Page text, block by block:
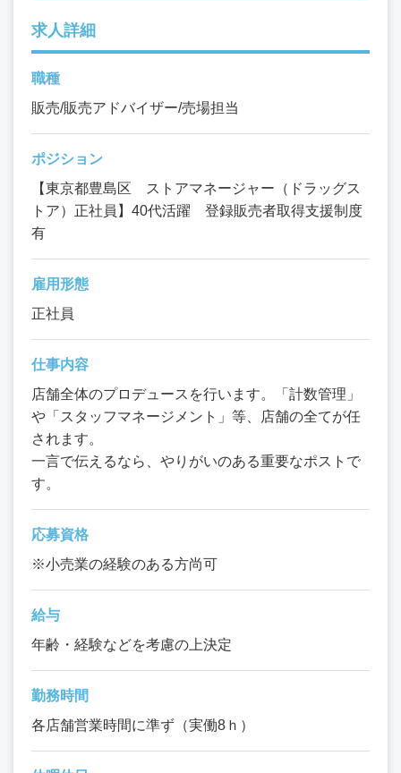
求人詳細
職種
販売/販売アドバイザー/売場担当
ポジション
【東京都豊島区 ストアマネージャー（ドラッグス
トア）正社員】40代活躍 登録販売者取得支援制度
有
雇用形態
正社員
仕事内容
店舗全体のプロデュースを行います。「計数管理」
や「スタッフマネージメント」等、店舗の全てが任
されます。
一言で伝えるなら、やりがいのある重要なポストで
す。
応募資格
※小売業の経験のある方尚可
給与
年齢・経験などを考慮の上決定
勤務時間
各店舗営業時間に準ず（実働8ｈ）